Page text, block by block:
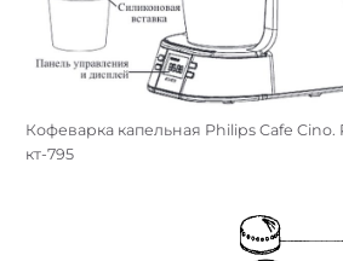
Кофеварка капельная Philips Cafe
кт-795